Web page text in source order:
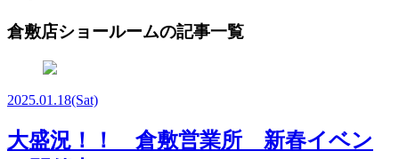
倉敷店ショールームの記事一覧
2025.01.18(Sat)
大盛況！！ 倉敷営業所 新春イベン